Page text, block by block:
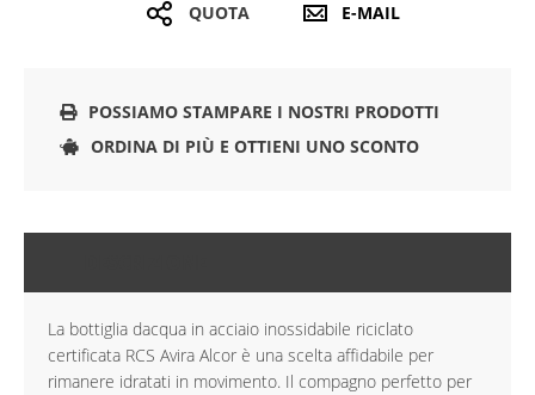
QUOTA E-MAIL
POSSIAMO STAMPARE I NOSTRI PRODOTTI
ORDINA DI PIÙ E OTTIENI UNO SCONTO
La bottiglia dacqua in acciaio inossidabile riciclato
certificata RCS Avira Alcor è una scelta affidabile per
rimanere idratati in movimento. Il compagno perfetto per